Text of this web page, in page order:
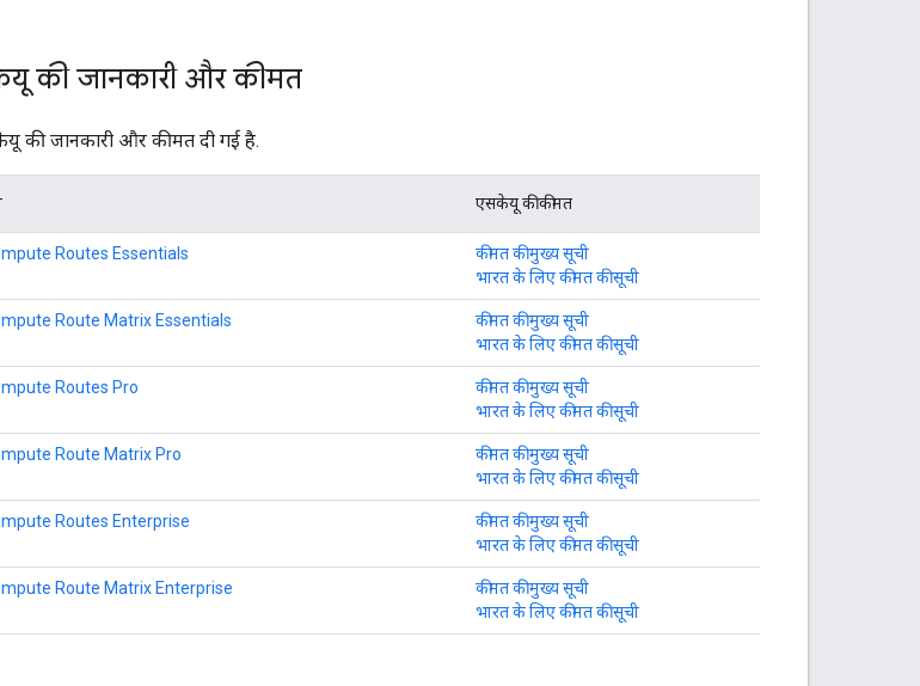
की जानकारी और कीमत
की जानकारी और कीमत दी गई है.
एसकेयू की कीमत
Routes Essentials
कीमत की मुख्य सूची
भारत के लिए कीमत की सूची
Route Matrix Essentials
कीमत की मुख्य सूची
भारत के लिए कीमत की सूची
Routes Pro
कीमत की मुख्य सूची
भारत के लिए कीमत की सूची
Route Matrix Pro
कीमत की मुख्य सूची
भारत के लिए कीमत की सूची
Routes Enterprise
कीमत की मुख्य सूची
भारत के लिए कीमत की सूची
Route Matrix Enterprise
कीमत की मुख्य सूची
भारत के लिए कीमत की सूची